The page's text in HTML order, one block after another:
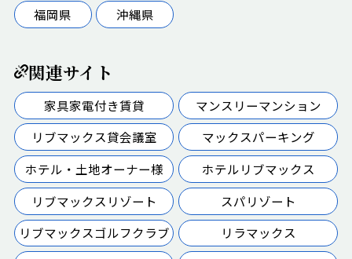
福岡県
沖縄県
関連サイト
家具家電付き賃貸
マンスリーマンション
リブマックス貸会議室
マックスパーキング
ホテル・土地オーナー様
ホテルリブマックス
リブマックスリゾート
スパリゾート
リブマックスゴルフクラブ
リラマックス